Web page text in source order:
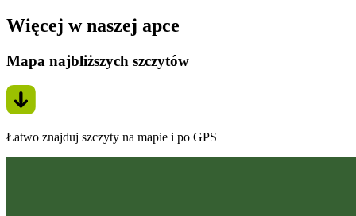
Więcej w naszej apce
Mapa najbliższych szczytów
Łatwo znajduj szczyty na mapie i po GPS